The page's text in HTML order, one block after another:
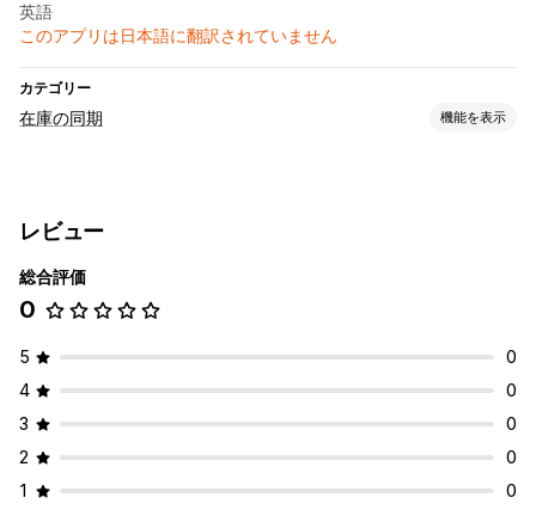
英語
このアプリは日本語に翻訳されていません
カテゴリー
在庫の同期 機能を表示
注文の更新
レビュー
総合評価
0
5
0
4
0
3
0
2
0
1
0